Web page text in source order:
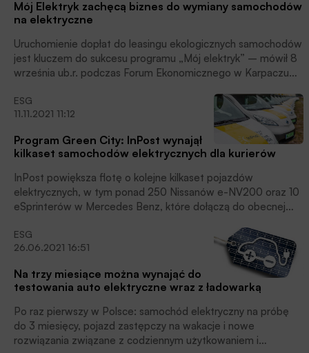
detalicznego, czytamy w komunikacie prasowym Firmy.
Mój Elektryk zachęcą biznes do wymiany samochodów
na elektryczne
Uruchomienie dopłat do leasingu ekologicznych samochodów
jest kluczem do sukcesu programu „Mój elektryk” – mówił 8
września ub.r. podczas Forum Ekonomicznego w Karpaczu
nowe instrumenty wspierające nabycie pojazdu
elektrycznego dla firm ocenia branża leasingowa? – o tym
ESG
11.11.2021 11:12
Program Green City: InPost wynajął
kilkaset samochodów elektrycznych dla kurierów
InPost powiększa flotę o kolejne kilkaset pojazdów
elektrycznych, w tym ponad 250 Nissanów e-NV200 oraz 10
eSprinterów w Mercedes Benz, które dołączą do obecnej
wykorzystywane przez kurierów oraz na potrzeby dostaw do
Paczkomatów® w miastach partnerskich programu Green
ESG
26.06.2021 16:51
Na trzy miesiące można wynająć do
testowania auto elektryczne wraz z ładowarką
Po raz pierwszy w Polsce: samochód elektryczny na próbę
do 3 miesięcy, pojazd zastępczy na wakacje i nowe
rozwiązania związane z codziennym użytkowaniem i